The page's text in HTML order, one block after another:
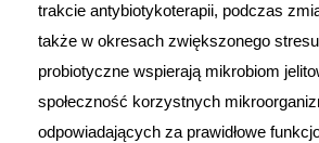
Zabawki
trakcie antybiotykoterapii, podczas
także w okresach zwiększonego
probiotyczne wspierają mikrobiom
społeczność korzystnych
odpowiadających za prawidłowe